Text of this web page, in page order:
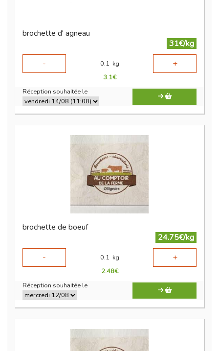
brochette d' agneau
31€/kg
-
0.1 kg +
3.1€
Réception souhaitée le
brochette de boeuf
24.75€/kg
-
0.1 kg +
2.48€
Réception souhaitée le